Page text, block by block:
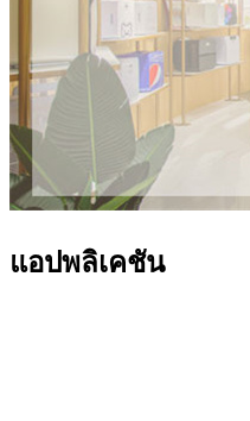
แอปพลิเคชัน